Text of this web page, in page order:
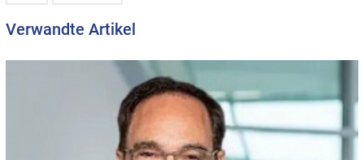
Verwandte Artikel